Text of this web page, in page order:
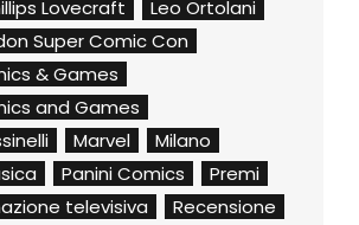
Lovecraft
Leo Ortolani
Super Comic Con
& Games
and Games
Marvel
Milano
Panini Comics
Premi
televisiva
Recensione